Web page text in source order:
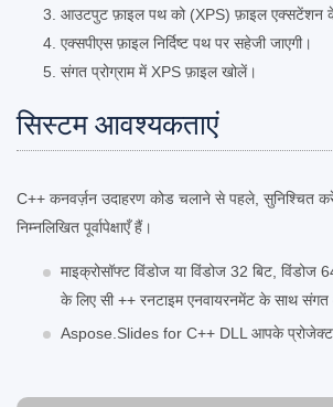
आउटपुट फ़ाइल पथ को (XPS) फ़ाइल एक्सटेंशन
एक्सपीएस फ़ाइल निर्दिष्ट पथ पर सहेजी जाएगी।
संगत प्रोग्राम में XPS फ़ाइल खोलें।
सिस्टम आवश्यकताएं
C++ कनवर्ज़न उदाहरण कोड चलाने से पहले, सुनिश्चित
निम्नलिखित पूर्वापेक्षाएँ हैं।
माइक्रोसॉफ्ट विंडोज या विंडोज 32 बिट,
के लिए सी ++ रनटाइम एनवायरनमेंट के साथ
Aspose.Slides for C++ DLL आपके प्रोजेक्ट